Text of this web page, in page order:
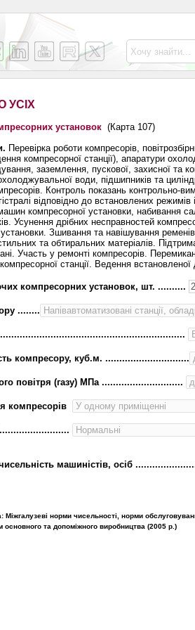
УСІХ
установок (Карта 107)
Перевірка роботи компресорів,
компресорної станції), апаратури
заземлення, пускової, захисної та
води, підшипників та
Контроль показань контрольно-
відповідно до встановлених
компресорної установки, набивання
Усунення дрібних несправностей
Зшивання та навішування
та обтиральних матеріалів.
Участь у ремонті компресорів.
станції. Ведення встановленої
компресорних установок, шт. ..........
........
компресору, куб.м. ..............................
повітря (газу) МПа .............................
компресорів
машиністів, осіб
Міжгалузеві норми чисельності, норми
основного та допоміжного виробництва (2005 p.)